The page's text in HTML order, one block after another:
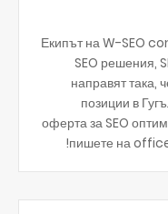
Екипът на W-SEO
SEO решения,
направят така,
позиции в
оферта за SEO
пишете на